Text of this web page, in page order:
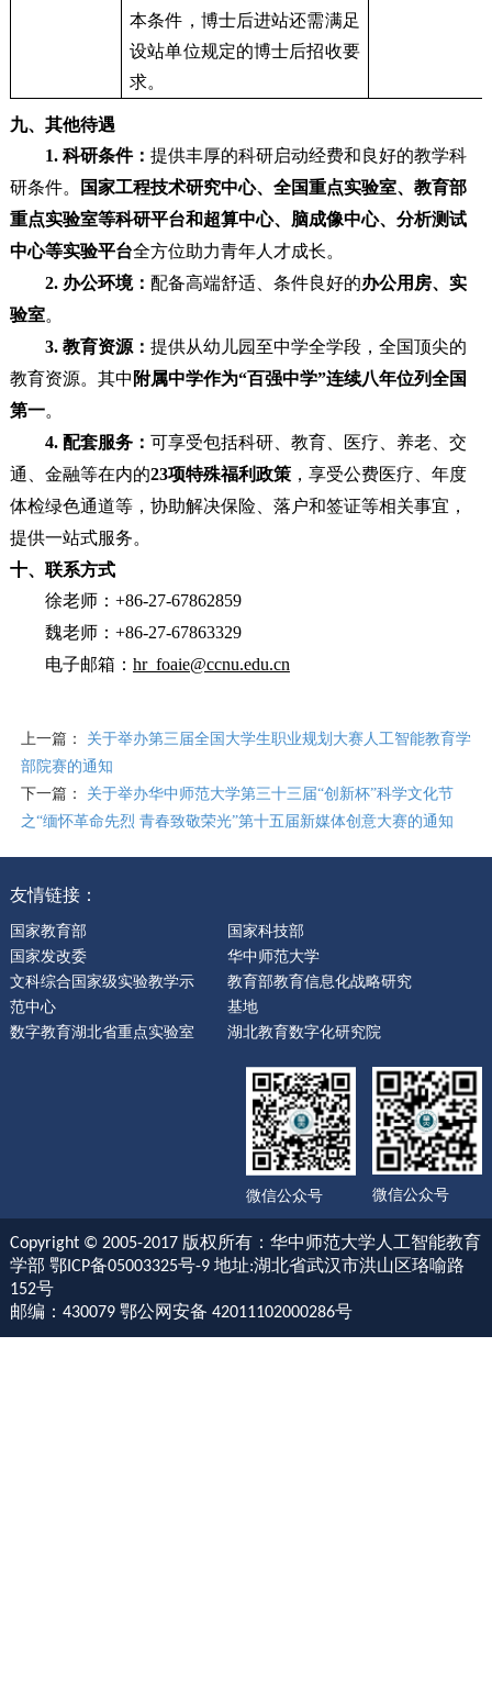
本条件，博士后进站还需满足
设站单位规定的博士后招收要
求。
九、其他待遇
1. 科研条件： 提供丰厚的科研启动经费和良好的教学科
研条件。
国家工程技术研究中心、全国重点实验室、教育部
重点实验室等科研平台和超算中心、脑成像中心、分析测试
中心等实验平台全方位助力青年人才成长。
2. 办公环境： 配备高端舒适、条件良好的办公用房、实
验室。
3. 教育资源： 提供从幼儿园至中学全学段，全国顶尖的
教育资源。其中 附属中学作为“百强中学”连续八年位列全国
第一。
4. 配套服务： 可享受包括科研、教育、医疗、养老、交
通、金融等在内的23项特殊福利政策，享受公费医疗、年度
体检绿色通道等，协助解决保险、落户和签证等相关事宜，
提供一站式服务。
十、联系方式
徐老师：+86-27-67862859
魏老师：+86-27-67863329
电子邮箱： hr_foaie@ccnu.edu.cn
上一篇： 关于举办第三届全国大学生职业规划大赛人工智能教育学
部院赛的通知
下一篇： 关于举办华中师范大学第三十三届“创新杯”科学文化节
之“缅怀革命先烈 青春致敬荣光”第十五届新媒体创意大赛的通知
友情链接：
国家教育部
国家科技部
国家发改委
华中师范大学
文科综合国家级实验教学示
范中心
教育部教育信息化战略研究
基地
数字教育湖北省重点实验室
湖北教育数字化研究院
微信公众号 微信公众号
Copyright © 2005-2017 版权所有：华中师范大学人工智能教育
学部 鄂ICP备05003325号-9 地址:湖北省武汉市洪山区珞喻路
152号
邮编：430079 鄂公网安备 42011102000286号